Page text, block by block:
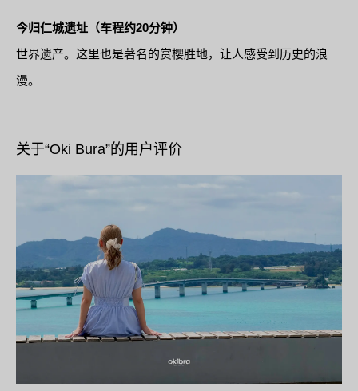
今归仁城遗址（车程约20分钟）
世界遗产。这里也是著名的赏樱胜地，让人感受到历史的浪
漫。
关于“Oki Bura”的用户评价